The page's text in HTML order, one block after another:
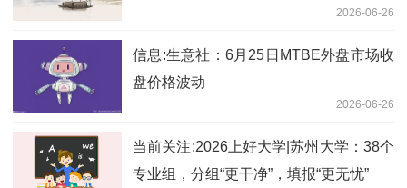
2026-06-26
信息:生意社：6月25日MTBE外盘市场收
盘价格波动
2026-06-26
当前关注:2026上好大学|苏州大学：38个
专业组，分组“更干净”，填报“更无忧”